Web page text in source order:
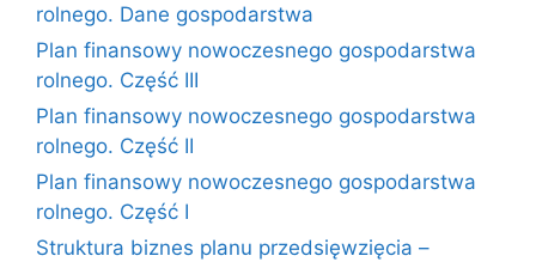
rolnego. Dane gospodarstwa
Plan finansowy nowoczesnego gospodarstwa
rolnego. Część III
Plan finansowy nowoczesnego gospodarstwa
rolnego. Część II
Plan finansowy nowoczesnego gospodarstwa
rolnego. Część I
Struktura biznes planu przedsięwzięcia –